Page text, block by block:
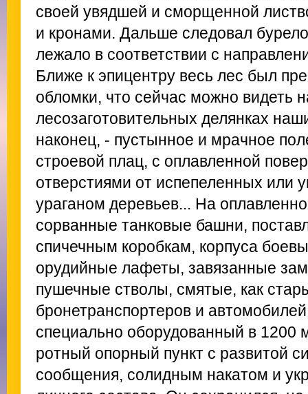
своей увядшей и сморщенной
и кронами. Дальше следовал
лежало в соответствии с
Ближе к эпицентру весь лес был
обломки, что сейчас можно видеть
лесозаготовительных делянках
наконец, - пустынное и мрачное
строевой плац, с оплавленной
отверстиями от испепеленных или
ураганом деревьев... На
сорванные танковые башни,
спичечным коробкам, корпуса
орудийные лафеты, завязанные
пушечные стволы, смятые, как
бронетранспортеров и
специально оборудованный в 1200
ротный опорный пункт с развитой
сообщения, солидным накатом и